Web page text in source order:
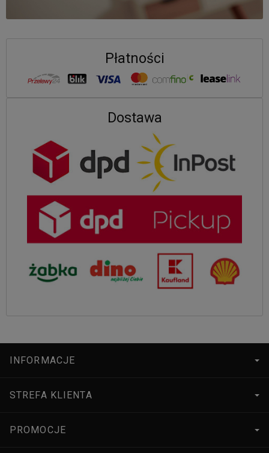
Płatności
Dostawa
INFORMACJE
STREFA KLIENTA
PROMOCJE